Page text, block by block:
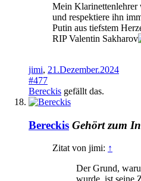
Mein Klarinettenlehrer
und respektiere ihn
Putin aus tiefstem
RIP Valentin Sakharov
jimi, 21.Dezember.2024
#477
Bereckis gefällt das.
Bereckis Gehört zum
Zitat von jimi: ↑
Der Grund,